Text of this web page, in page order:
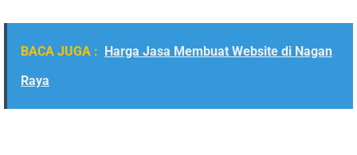
BACA JUGA : Harga Jasa Membuat Website di Nagan
Raya